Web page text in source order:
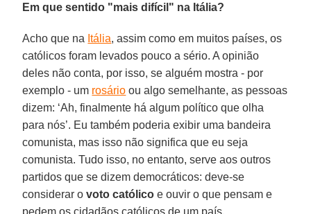
Em que sentido "mais difícil" na Itália?
Acho que na Itália, assim como em muitos países, os
católicos foram levados pouco a sério. A opinião
deles não conta, por isso, se alguém mostra - por
exemplo - um rosário ou algo semelhante, as pessoas
dizem: ‘Ah, finalmente há algum político que olha
para nós’. Eu também poderia exibir uma bandeira
comunista, mas isso não significa que eu seja
comunista. Tudo isso, no entanto, serve aos outros
partidos que se dizem democráticos: deve-se
considerar ovoto católico e ouvir o que pensam e
pedem os cidadãos católicos de um país.